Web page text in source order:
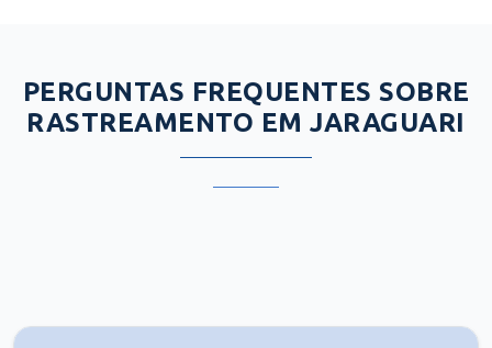
PERGUNTAS FREQUENTES SOBRE
RASTREAMENTO EM JARAGUARI